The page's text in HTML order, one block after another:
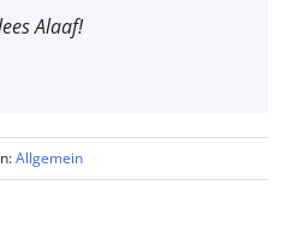
Alaaf!
Allgemein